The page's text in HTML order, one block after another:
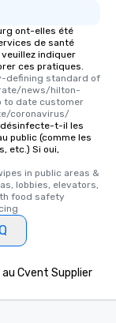
ont-elles été
de santé
indiquer
ces pratiques.
defining standard of
news/hilton-
to date customer
coronavirus/
désinfecte-t-il les
public (comme les
etc.) Si oui,
in public areas &
lobbies, elevators,
food safety
Cvent Supplier